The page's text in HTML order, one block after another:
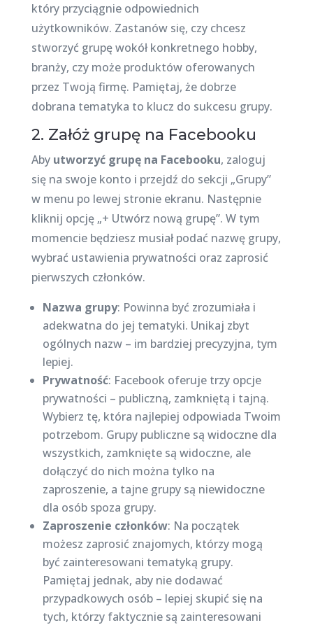
który przyciągnie odpowiednich
użytkowników. Zastanów się, czy chcesz
stworzyć grupę wokół konkretnego hobby,
branży, czy może produktów oferowanych
przez Twoją firmę. Pamiętaj, że dobrze
dobrana tematyka to klucz do sukcesu grupy.
2. Załóż grupę na Facebooku
Aby utworzyć grupę na Facebooku, zaloguj
się na swoje konto i przejdź do sekcji „Grupy”
w menu po lewej stronie ekranu. Następnie
kliknij opcję „+ Utwórz nową grupę”. W tym
momencie będziesz musiał podać nazwę grupy,
wybrać ustawienia prywatności oraz zaprosić
pierwszych członków.
Nazwa grupy: Powinna być zrozumiała i
adekwatna do jej tematyki. Unikaj zbyt
ogólnych nazw – im bardziej precyzyjna, tym
lepiej.
Prywatność: Facebook oferuje trzy opcje
prywatności – publiczną, zamkniętą i tajną.
Wybierz tę, która najlepiej odpowiada Twoim
potrzebom. Grupy publiczne są widoczne dla
wszystkich, zamknięte są widoczne, ale
dołączyć do nich można tylko na
zaproszenie, a tajne grupy są niewidoczne
dla osób spoza grupy.
Zaproszenie członków: Na początek
możesz zaprosić znajomych, którzy mogą
być zainteresowani tematyką grupy.
Pamiętaj jednak, aby nie dodawać
przypadkowych osób – lepiej skupić się na
tych, którzy faktycznie są zainteresowani